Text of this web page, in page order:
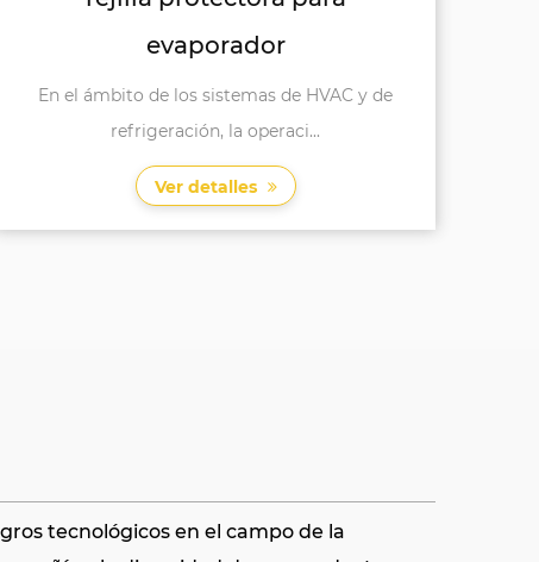
El ventilador Axial de la cubierta de malla
YWF-300-4 de la malla e...
Ver detalles
tecnológicos en el campo de la